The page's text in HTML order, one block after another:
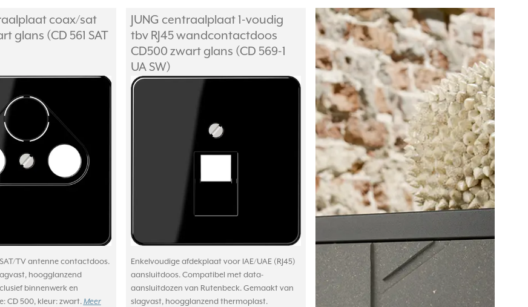
coax/sat
glans (CD 561 SAT
TV antenne contactdoos.
hoogglanzend
binnenwerk en
CD 500, kleur: zwart. Meer
JUNG centraalplaat 1-voudig
tbv RJ45 wandcontactdoos
CD500 zwart glans (CD 569-1
UA SW)
Enkelvoudige afdekplaat voor IAE/UAE (RJ45)
aansluitdoos. Compatibel met data-
aansluitdozen van Rutenbeck. Gemaakt van
slagvast, hoogglanzend thermoplast.